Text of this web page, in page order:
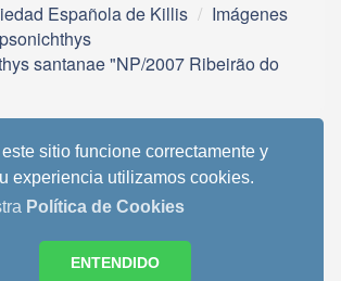
sitio funcione correctamente y
experiencia utilizamos cookies.
Política de Cookies
ENTENDIDO
Española de Killis
Imágenes
santanae "NP/2007 Ribeirão do
2.3.6 © 2008-2014, SimplePortal